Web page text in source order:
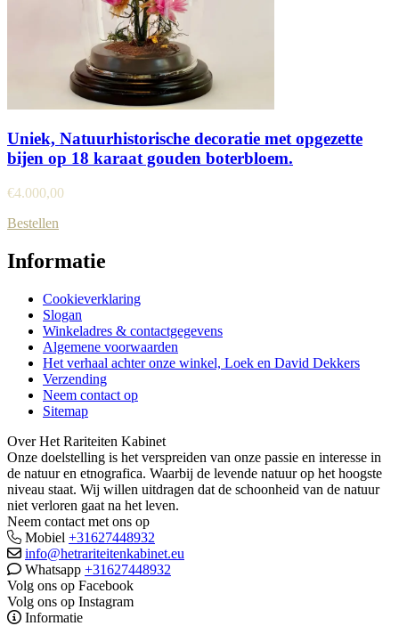
Uniek, Natuurhistorische decoratie met opgezette
bijen op 18 karaat gouden boterbloem.
€4.000,00
Bestellen
Informatie
Cookieverklaring
Slogan
Winkeladres & contactgegevens
Algemene voorwaarden
Het verhaal achter onze winkel, Loek en David Dekkers
Verzending
Neem contact op
Sitemap
Over Het Rariteiten Kabinet
Onze doelstelling is het verspreiden van onze passie en interesse in
de natuur en etnografica. Waarbij de levende natuur op het hoogste
niveau staat. Wij willen uitdragen dat de schoonheid van de natuur
niet verloren gaat na het leven.
Neem contact met ons op
Mobiel +31627448932
info@hetrariteitenkabinet.eu
Whatsapp +31627448932
Volg ons op Facebook
Volg ons op Instagram
Informatie